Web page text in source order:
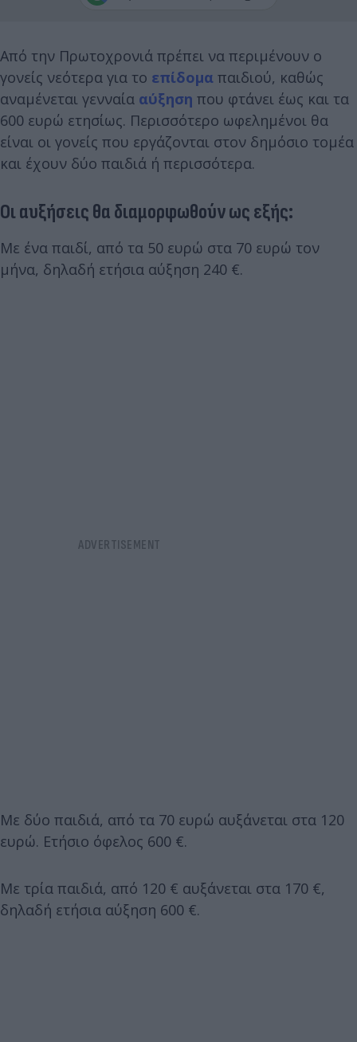
Από την Πρωτοχρονιά πρέπει να περιμένουν ο
γονείς νεότερα για το επίδομα παιδιού, καθώς
αναμένεται γενναία αύξηση που φτάνει έως και τα
600 ευρώ ετησίως. Περισσότερο ωφελημένοι θα
είναι οι γονείς που εργάζονται στον δημόσιο τομέα
και έχουν δύο παιδιά ή περισσότερα.
Οι αυξήσεις θα διαμορφωθούν ως εξής:
Με ένα παιδί, από τα 50 ευρώ στα 70 ευρώ τον
μήνα, δηλαδή ετήσια αύξηση 240 €.
Με δύο παιδιά, από τα 70 ευρώ αυξάνεται στα 120
ευρώ. Ετήσιο όφελος 600 €.
Με τρία παιδιά, από 120 € αυξάνεται στα 170 €,
δηλαδή ετήσια αύξηση 600 €.